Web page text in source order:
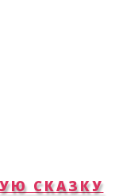
СКАЗКУ